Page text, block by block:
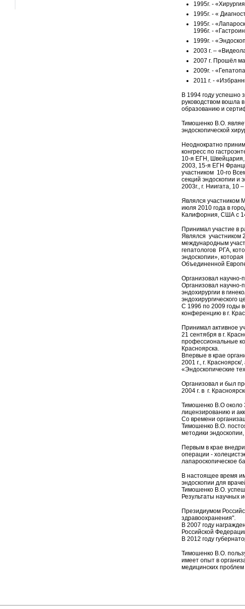
1995г. -
1995г. - «
1995г. -
1996г. -
1999г. -
2003 г. –
2007 г. Прошёл
2009г. -
2011 г. -
В 1994 году успешно
руководством вошла
образованию и
Тимошенко В.О.
эндоскопической
Неоднократно
конгресс по
10-я ЕГН, Швейцария,
2003, 15-я ЕГН
участником 10-го
секций эндоскопии и
2003г., г. Ниигата, 10
Являлся участником
июля 2010 года в
Калифорния, США с
Принимал участие в
Являлся участником
международным
гепатологов РГА,
эндоскопии»,
Объединенной
Организовал научно-
Организовал научно-
эндохирургии в
эндохирургического
С 1996 по 2009 годы
конференцию в г.
Принимал активное
21 сентября в г.
профессиональные
Красноярска.
Впервые в крае
2001 г., г.
«Эндоскопические
Организовал и был
2004 г. в г.
Тимошенко В.О около
лицензированию и
Со времени
Тимошенко В.О.
методики
Первым в крае
операции -
лапароскопическое
В настоящее время
эндоскопии для
Тимошенко В.О.
Результаты научных
Президиумом
здравоохранения".
В 2007 году
Российской
В 2012 году
Тимошенко В.О.
имеет опыт в
медицинских